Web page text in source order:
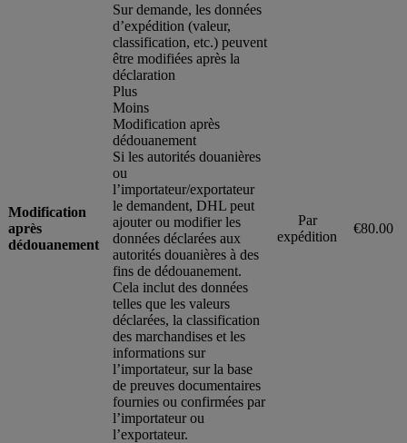
Modification
après
dédouanement
Sur demande, les données
d’expédition (valeur,
classification, etc.) peuvent
être modifiées après la
déclaration
Plus
Moins
Modification après
dédouanement
Si les autorités douanières
ou
l’importateur/exportateur
le demandent, DHL peut
ajouter ou modifier les
données déclarées aux
autorités douanières à des
fins de dédouanement.
Cela inclut des données
telles que les valeurs
déclarées, la classification
des marchandises et les
informations sur
l’importateur, sur la base
de preuves documentaires
fournies ou confirmées par
l’importateur ou
l’exportateur.
Par
expédition
€80.00